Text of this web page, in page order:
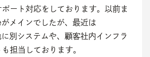
ート対応をしております。以前ま
メインでしたが、最近は
別システムや、顧客社内インフラ
担当しております。